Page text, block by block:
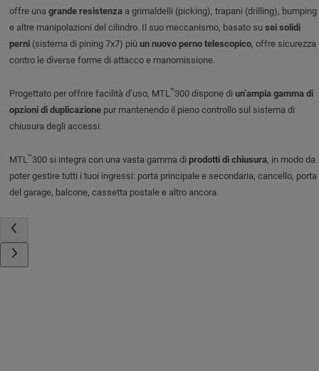
offre una grande resistenzaa grimaldelli (picking), trapani (drilling), bumping
e altre manipolazioni del cilindro. Il suo meccanismo, basato susei solidi
perni(sistema di pining 7x7) più un nuovo perno telescopico, offre sicurezza
contro le diverse forme di attacco e manomissione.
Progettato per offrire facilità d’uso, MTL™300 dispone di un’ampia gamma di
opzioni di duplicazionepur mantenendo il pieno controllo sul sistema di
chiusura degli accessi.
MTL™300 si integra con una vasta gamma di prodotti di chiusura, in modo da
poter gestire tutti i tuoi ingressi: porta principale e secondaria, cancello, porta
del garage, balcone, cassetta postale e altro ancora.